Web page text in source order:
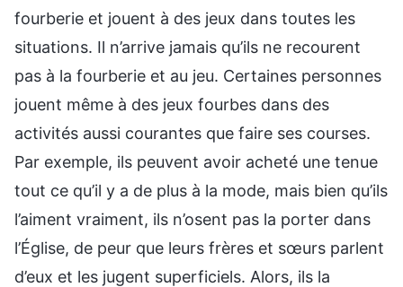
fourberie et jouent à des jeux dans toutes les
situations. Il n’arrive jamais qu’ils ne recourent
pas à la fourberie et au jeu. Certaines personnes
jouent même à des jeux fourbes dans des
activités aussi courantes que faire ses courses.
Par exemple, ils peuvent avoir acheté une tenue
tout ce qu’il y a de plus à la mode, mais bien qu’ils
l’aiment vraiment, ils n’osent pas la porter dans
l’Église, de peur que leurs frères et sœurs parlent
d’eux et les jugent superficiels. Alors, ils la